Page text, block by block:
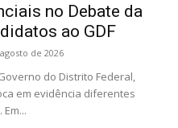
no Debate da
ao GDF
de 2026
do Distrito Federal,
em evidência diferentes